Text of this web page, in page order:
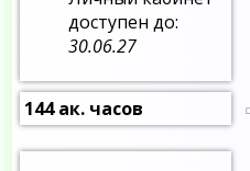
доступен до:
30.06.27
144 ак. часов